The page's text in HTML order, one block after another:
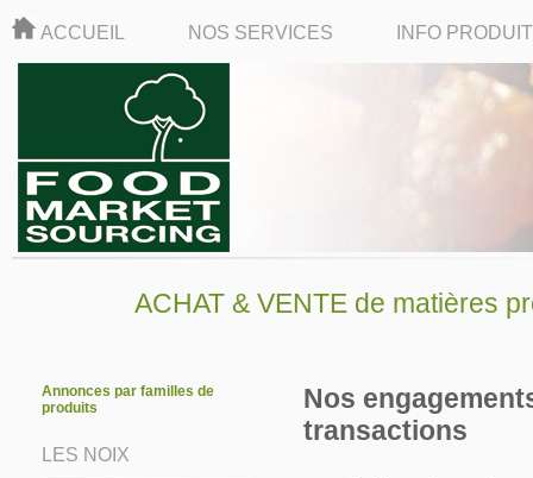
ACCUEIL NOS SERVICES INFO
ACHAT & VENTE de matières
Annonces par familles de
produits
LES NOIX
Nos
transactions